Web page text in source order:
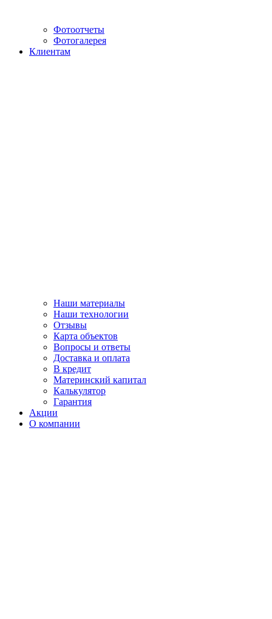
Фотоотчеты
Фотогалерея
Клиентам
Наши материалы
Наши технологии
Отзывы
Карта объектов
Вопросы и ответы
Доставка и оплата
В кредит
Материнский капитал
Калькулятор
Гарантия
Акции
О компании